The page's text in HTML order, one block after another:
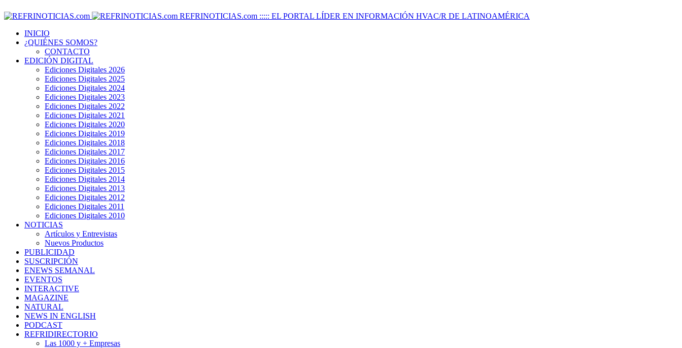
REFRINOTICIAS.com ::::: EL PORTAL LÍDER EN INFORMACIÓN HVAC/R DE LATINOAMÉRICA
INICIO
¿QUIÉNES SOMOS?
CONTACTO
EDICIÓN DIGITAL
Ediciones Digitales 2026
Ediciones Digitales 2025
Ediciones Digitales 2024
Ediciones Digitales 2023
Ediciones Digitales 2022
Ediciones Digitales 2021
Ediciones Digitales 2020
Ediciones Digitales 2019
Ediciones Digitales 2018
Ediciones Digitales 2017
Ediciones Digitales 2016
Ediciones Digitales 2015
Ediciones Digitales 2014
Ediciones Digitales 2013
Ediciones Digitales 2012
Ediciones Digitales 2011
Ediciones Digitales 2010
NOTICIAS
Artículos y Entrevistas
Nuevos Productos
PUBLICIDAD
SUSCRIPCIÓN
ENEWS SEMANAL
EVENTOS
INTERACTIVE
MAGAZINE
NATURAL
NEWS IN ENGLISH
PODCAST
REFRIDIRECTORIO
Las 1000 y + Empresas